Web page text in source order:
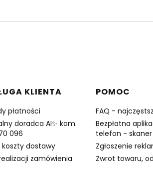
w stopce
KLIENTA
płatności
doradca AI✨ kom.
096
koszty dostawy
zamówienia
POMOC
FAQ -
Bezpłatna
telefon -
Zgłoszenie
Zwrot towaru,